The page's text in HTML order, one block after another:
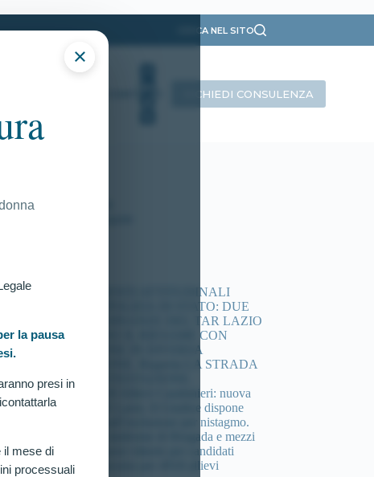
×
la pausa
presi in
il mese di
processuali
CERCA NEL SITO
RICHIEDI CONSULENZA
ACCERTAMENTI ATTITUDINALI
CONCORSI POLIZIA DI STATO: DUE
NUOVE ORDINANZE DEL TAR LAZIO
DISPONGONO IL RIESAME CON
COMMISSIONE IN DIVERSA
COMPOSIZIONE. Riaperta LA STRADA
DELLA CONTESTAZIONE.
Concorso 4.918 Allievi Carabinieri: nuova
vittoria al TAR Lazio. Il Giudice dispone
verificazione sull’esclusione per nistagmo.
Cheratocono, sindrome di Brugada e mezzi
di sintesi: 3 nuove vittorie per candidati
esclusi dal concorso per 4918 allievi